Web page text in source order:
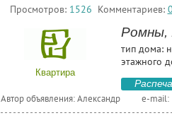
Просмотров: 1526 Комментариев:
Квартира
Ромны,
тип дома:
этажного
Автор объявления: Александр e-mail: